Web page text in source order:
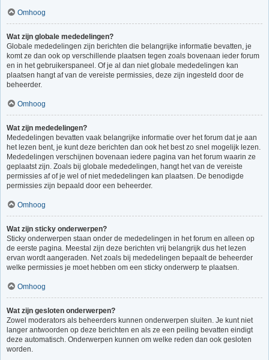
Omhoog
Wat zijn globale mededelingen?
Globale mededelingen zijn berichten die belangrijke informatie bevatten, je
komt ze dan ook op verschillende plaatsen tegen zoals bovenaan ieder forum
en in het gebruikerspaneel. Of je al dan niet globale mededelingen kan
plaatsen hangt af van de vereiste permissies, deze zijn ingesteld door de
beheerder.
Omhoog
Wat zijn mededelingen?
Mededelingen bevatten vaak belangrijke informatie over het forum dat je aan
het lezen bent, je kunt deze berichten dan ook het best zo snel mogelijk lezen.
Mededelingen verschijnen bovenaan iedere pagina van het forum waarin ze
geplaatst zijn. Zoals bij globale mededelingen, hangt het van de vereiste
permissies af of je wel of niet mededelingen kan plaatsen. De benodigde
permissies zijn bepaald door een beheerder.
Omhoog
Wat zijn sticky onderwerpen?
Sticky onderwerpen staan onder de mededelingen in het forum en alleen op
de eerste pagina. Meestal zijn deze berichten vrij belangrijk dus het lezen
ervan wordt aangeraden. Net zoals bij mededelingen bepaalt de beheerder
welke permissies je moet hebben om een sticky onderwerp te plaatsen.
Omhoog
Wat zijn gesloten onderwerpen?
Zowel moderators als beheerders kunnen onderwerpen sluiten. Je kunt niet
langer antwoorden op deze berichten en als ze een peiling bevatten eindigt
deze automatisch. Onderwerpen kunnen om welke reden dan ook gesloten
worden.